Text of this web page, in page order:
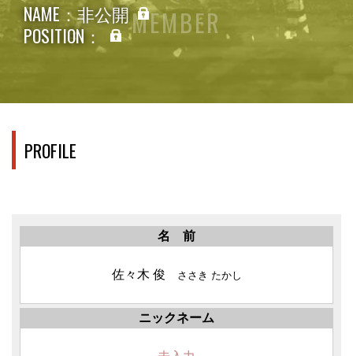
MEMBER
NAME：非公開
POSITION：
PROFILE
名 前
佐々木 俊 ささき たかし
ニックネーム